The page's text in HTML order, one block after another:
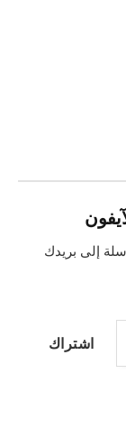
إلى بريدك
اشتراك